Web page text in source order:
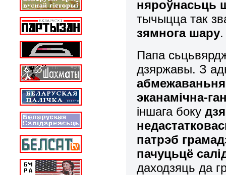
няроўнасьць
тычыцца так
зямнога шару.
Папа
дзяржавы. З
эканамічна-
іншага боку
патрэб
пачуцьцё
даходзяць да